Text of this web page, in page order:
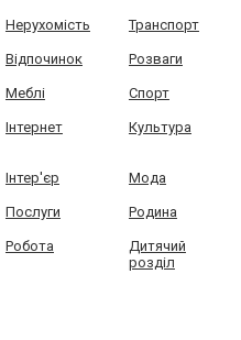
Нерухомість Транспорт
Відпочинок Розваги
Меблі Спорт
Інтернет Культура
Інтер'єр Мода
Послуги Родина
Робота
Дитячий
розділ